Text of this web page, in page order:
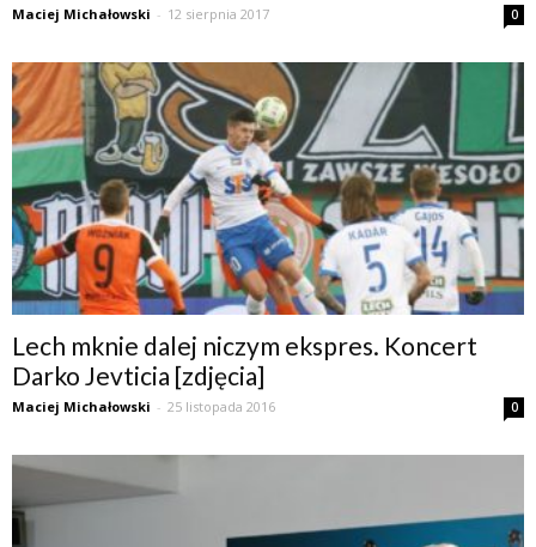
Maciej Michałowski - 12 sierpnia 2017 0
Lech mknie dalej niczym ekspres. Koncert
Darko Jevticia [zdjęcia]
Maciej Michałowski - 25 listopada 2016 0